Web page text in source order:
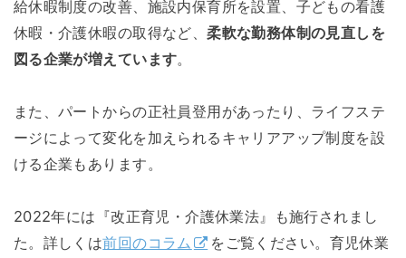
給休暇制度の改善、施設内保育所を設置、子どもの看護
休暇・介護休暇の取得など、柔軟な勤務体制の見直しを
図る企業が増えています。
また、パートからの正社員登用があったり、ライフステ
ージによって変化を加えられるキャリアアップ制度を設
ける企業もあります。
2022年には『改正育児・介護休業法』も施行されまし
た。詳しくは前回のコラム
をご覧ください。育児休業